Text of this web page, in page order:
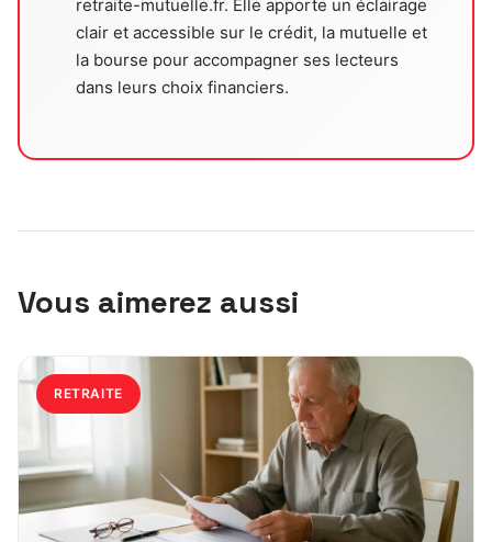
retraite-mutuelle.fr. Elle apporte un éclairage
clair et accessible sur le crédit, la mutuelle et
la bourse pour accompagner ses lecteurs
dans leurs choix financiers.
Vous aimerez aussi
RETRAITE